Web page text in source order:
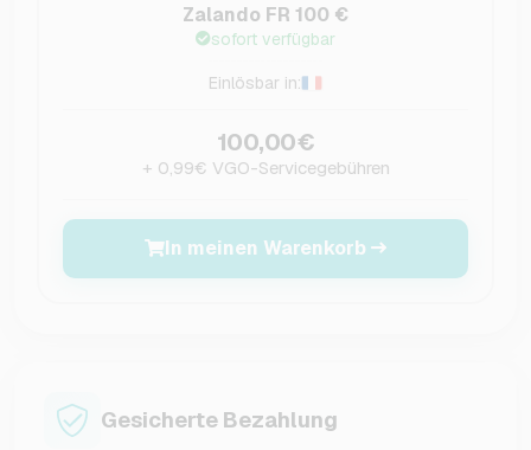
Zalando FR 100 €
sofort verfügbar
Einlösbar in:
100,00€
+ 0,99€ VGO-Servicegebühren
In meinen Warenkorb
Gesicherte Bezahlung